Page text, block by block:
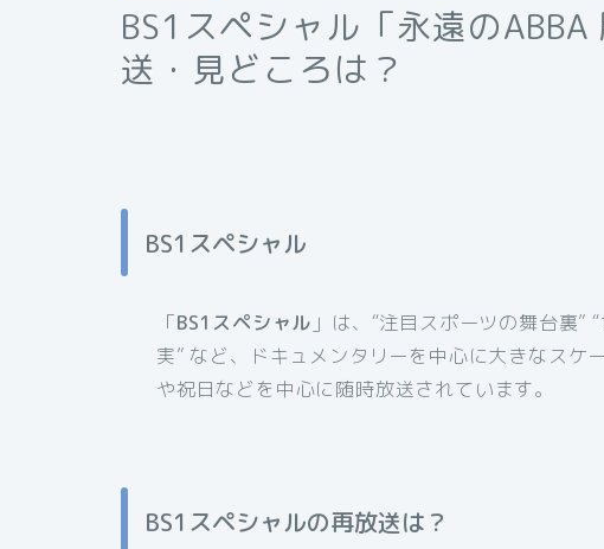
BS1スペシャル「永遠の
送・見どころは？
BS1スペシャル
「BS1スペシャル 」は、“注目スポーツの舞台裏”
実” など、ドキュメンタリーを中心に大きなスケ
や祝日などを中心に随時放送されています。
BS1スペシャルの再放送は？